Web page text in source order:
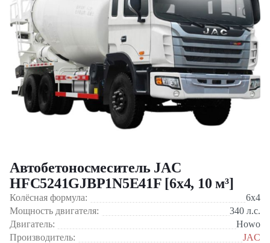
Автобетоносмеситель JAC
HFC5241GJBP1N5E41F [6x4, 10 м³]
Колёсная формула:
6x4
Мощность двигателя:
340 л.с.
Двигатель:
Howo
Производитель:
JAC